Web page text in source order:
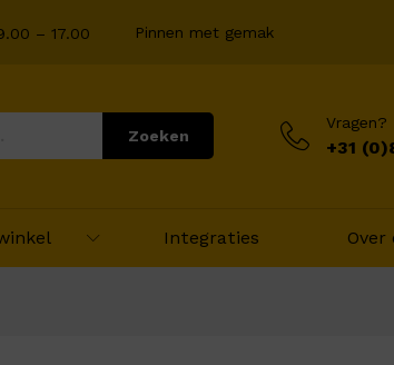
– 17.00 Pinnen met gemak
Zoeken
Vragen?
+31
Integraties Over